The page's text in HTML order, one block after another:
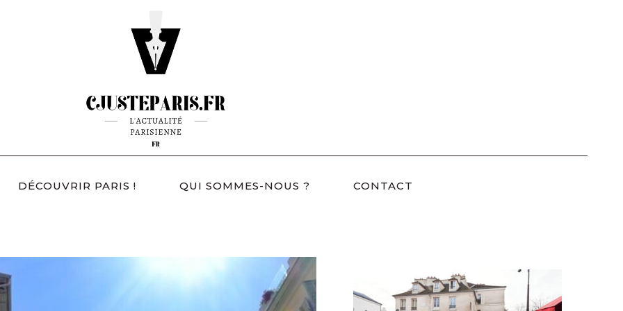
DÉCOUVRIR PARIS ! QUI SOMMES-NOUS ? CONTACT